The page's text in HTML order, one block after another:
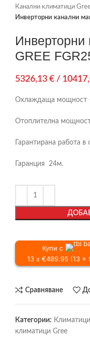
Канални климатици
Инверторни канални
GREE
5326,13 € /
Охлаждаща мощност
Отоплителна
Гарантирана работа
Гаранция 24м.
Купи с
13 x €489.95 (13 x
Сравняване
Категории: Климатици
климатици Gree